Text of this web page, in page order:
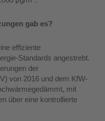
gab es?
effiziente
Standards angestrebt.
der
von 2016 und dem KfW-
mit
über eine kontrollierte